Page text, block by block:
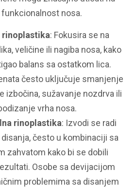
funkcionalnost nosa.
rinoplastika: Fokusira se na
veličine ili nagiba nosa, kako
balans sa ostatkom lica.
često uključuje smanjenje
izbočina, sužavanje nozdrva ili
vrha nosa.
rinoplastika: Izvodi se radi
često u kombinaciji sa
zahvatom kako bi se dobili
Osobe sa devijacijom
problemima sa disanjem